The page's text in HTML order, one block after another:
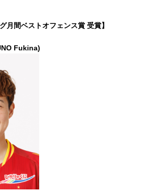
月間ベストオフェンス賞 受賞】
Fukina)